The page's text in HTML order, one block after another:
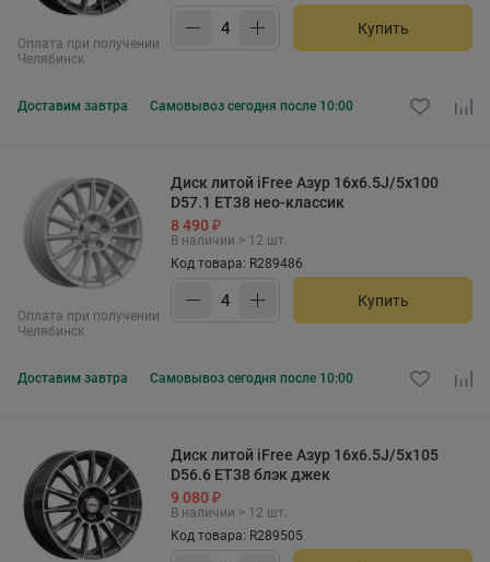
Оплата при получении
Челябинск
Купить
Доставим завтра Самовывоз сегодня после 10:00
Оплата при получении
Челябинск
Диск литой iFree Азур 16x6.5J/5x100
D57.1 ET38 нео-классик
8 490 ₽
В наличии > 12 шт.
Код товара: R289486
Купить
Доставим завтра Самовывоз сегодня после 10:00
Диск литой iFree Азур 16x6.5J/5x105
D56.6 ET38 блэк джек
9 080 ₽
В наличии > 12 шт.
Код товара: R289505